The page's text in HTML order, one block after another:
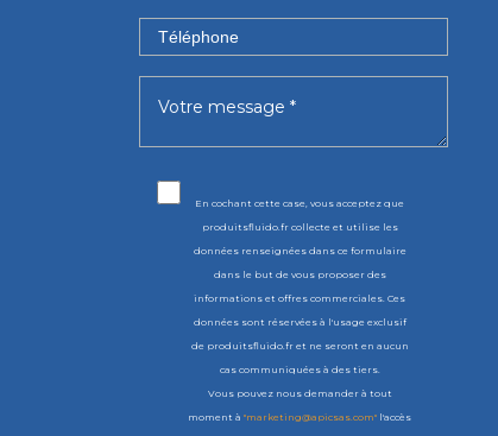
En cochant cette case, vous acceptez que
produitsfluido.fr collecte et utilise les
données renseignées dans ce formulaire
dans le but de vous proposer des
informations et offres commerciales. Ces
données sont réservées à l'usage exclusif
de produitsfluido.fr et ne seront en aucun
cas communiquées à des tiers.
Vous pouvez nous demander à tout
moment à"marketing@apicsas.com" l'accès